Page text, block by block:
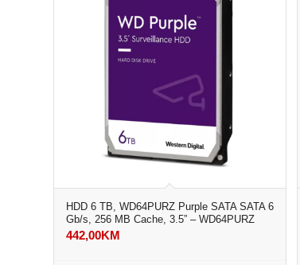
HDD 6 TB, WD64PURZ Purple SATA SATA 6
Gb/s, 256 MB Cache, 3.5” – WD64PURZ
442,00KM